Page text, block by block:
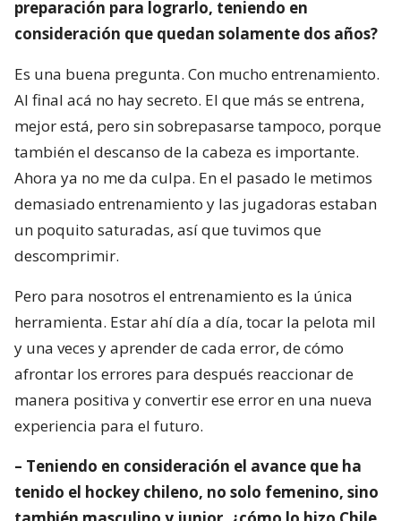
preparación para lograrlo, teniendo en
consideración que quedan solamente dos años?
Es una buena pregunta. Con mucho entrenamiento.
Al final acá no hay secreto. El que más se entrena,
mejor está, pero sin sobrepasarse tampoco, porque
también el descanso de la cabeza es importante.
Ahora ya no me da culpa. En el pasado le metimos
demasiado entrenamiento y las jugadoras estaban
un poquito saturadas, así que tuvimos que
descomprimir.
Pero para nosotros el entrenamiento es la única
herramienta. Estar ahí día a día, tocar la pelota mil
y una veces y aprender de cada error, de cómo
afrontar los errores para después reaccionar de
manera positiva y convertir ese error en una nueva
experiencia para el futuro.
– Teniendo en consideración el avance que ha
tenido el hockey chileno, no solo femenino, sino